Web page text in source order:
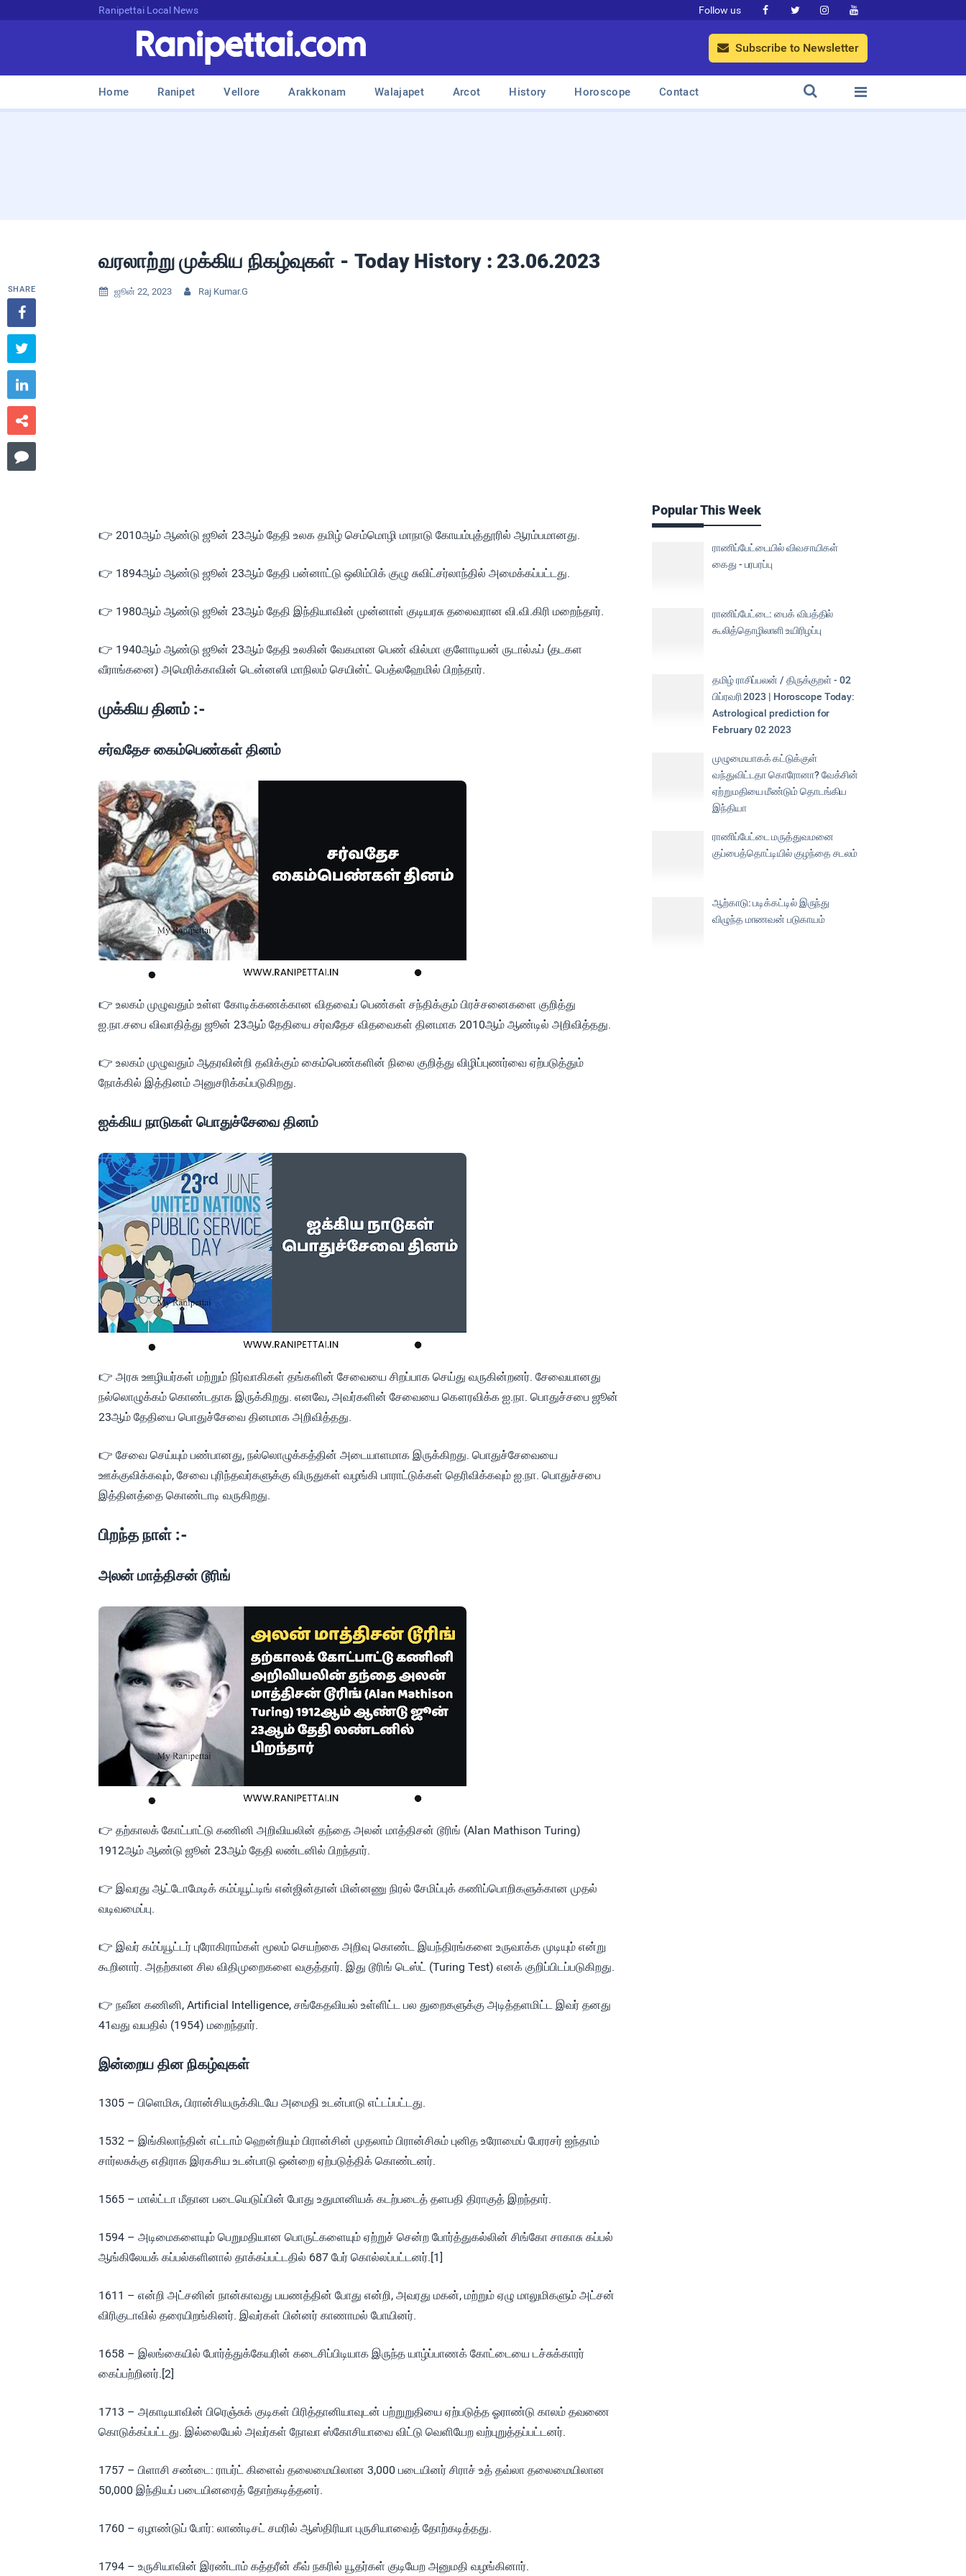
Ranipettai Local News Follow us    
 Subscribe to Newsletter
Home Ranipet Vellore Arakkonam Walajapet Arcot History Horoscope Contact 

வரலாற்று முக்கிய நிகழ்வுகள் - Today History : 23.06.2023
 ஜூன் 22, 2023  Raj Kumar.G
👉 2010ஆம் ஆண்டு ஜூன் 23ஆம் தேதி உலக தமிழ் செம்மொழி மாநாடு கோயம்புத்தூரில் ஆரம்பமானது.
👉 1894ஆம் ஆண்டு ஜூன் 23ஆம் தேதி பன்னாட்டு ஒலிம்பிக் குழு சுவிட்சர்லாந்தில் அமைக்கப்பட்டது.
👉 1980ஆம் ஆண்டு ஜூன் 23ஆம் தேதி இந்தியாவின் முன்னாள் குடியரசு தலைவரான வி.வி.கிரி மறைந்தார்.
👉 1940ஆம் ஆண்டு ஜூன் 23ஆம் தேதி உலகின் வேகமான பெண் வில்மா குளோடியன் ருடால்ஃப் (தடகள
வீராங்கனை) அமெரிக்காவின் டென்னஸி மாநிலம் செயின்ட் பெத்லஹேமில் பிறந்தார்.
முக்கிய தினம் :-
சர்வதேச கைம்பெண்கள் தினம்
👉 உலகம் முழுவதும் உள்ள கோடிக்கணக்கான விதவைப் பெண்கள் சந்திக்கும் பிரச்சனைகளை குறித்து
ஐ.நா.சபை விவாதித்து ஜூன் 23ஆம் தேதியை சர்வதேச விதவைகள் தினமாக 2010ஆம் ஆண்டில் அறிவித்தது.
👉 உலகம் முழுவதும் ஆதரவின்றி தவிக்கும் கைம்பெண்களின் நிலை குறித்து விழிப்புணர்வை ஏற்படுத்தும்
நோக்கில் இத்தினம் அனுசரிக்கப்படுகிறது.
ஐக்கிய நாடுகள் பொதுச்சேவை தினம்
👉 அரசு ஊழியர்கள் மற்றும் நிர்வாகிகள் தங்களின் சேவையை சிறப்பாக செய்து வருகின்றனர். சேவையானது
நல்லொழுக்கம் கொண்டதாக இருக்கிறது. எனவே, அவர்களின் சேவையை கௌரவிக்க ஐ.நா. பொதுச்சபை ஜூன்
23ஆம் தேதியை பொதுச்சேவை தினமாக அறிவித்தது.
👉 சேவை செய்யும் பண்பானது, நல்லொழுக்கத்தின் அடையாளமாக இருக்கிறது. பொதுச்சேவையை
ஊக்குவிக்கவும், சேவை புரிந்தவர்களுக்கு விருதுகள் வழங்கி பாராட்டுக்கள் தெரிவிக்கவும் ஐ.நா. பொதுச்சபை
இத்தினத்தை கொண்டாடி வருகிறது.
பிறந்த நாள் :-
அலன் மாத்திசன் டூரிங்
👉 தற்காலக் கோட்பாட்டு கணினி அறிவியலின் தந்தை அலன் மாத்திசன் டூரிங் (Alan Mathison Turing)
1912ஆம் ஆண்டு ஜூன் 23ஆம் தேதி லண்டனில் பிறந்தார்.
👉 இவரது ஆட்டோமேடிக் கம்ப்யூட்டிங் என்ஜின்தான் மின்னணு நிரல் சேமிப்புக் கணிப்பொறிகளுக்கான முதல்
வடிவமைப்பு.
👉 இவர் கம்ப்யூட்டர் புரோகிராம்கள் மூலம் செயற்கை அறிவு கொண்ட இயந்திரங்களை உருவாக்க முடியும் என்று
கூறினார். அதற்கான சில விதிமுறைகளை வகுத்தார். இது டூரிங் டெஸ்ட் (Turing Test) எனக் குறிப்பிடப்படுகிறது.
👉 நவீன கணினி, Artificial Intelligence, சங்கேதவியல் உள்ளிட்ட பல துறைகளுக்கு அடித்தளமிட்ட இவர் தனது
41வது வயதில் (1954) மறைந்தார்.
இன்றைய தின நிகழ்வுகள்
1305 – பிளெமிசு, பிரான்சியருக்கிடயே அமைதி உடன்பாடு எட்டப்பட்டது.
1532 – இங்கிலாந்தின் எட்டாம் ஹென்றியும் பிரான்சின் முதலாம் பிரான்சிசும் புனித உரோமைப் பேரரசர் ஐந்தாம்
சார்லசுக்கு எதிராக இரகசிய உடன்பாடு ஒன்றை ஏற்படுத்திக் கொண்டனர்.
1565 – மால்ட்டா மீதான படையெடுப்பின் போது உதுமானியக் கடற்படைத் தளபதி திராகுத் இறந்தார்.
1594 – அடிமைகளையும் பெறுமதியான பொருட்களையும் ஏற்றுச் சென்ற போர்த்துகல்லின் சிங்கோ சாகாசு கப்பல்
ஆங்கிலேயக் கப்பல்களினால் தாக்கப்பட்டதில் 687 பேர் கொல்லப்பட்டனர்.[1]
1611 – என்றி அட்சனின் நான்காவது பயணத்தின் போது என்றி, அவரது மகன், மற்றும் ஏழு மாலுமிகளும் அட்சன்
விரிகுடாவில் தரையிறங்கினர். இவர்கள் பின்னர் காணாமல் போயினர்.
1658 – இலங்கையில் போர்த்துக்கேயரின் கடைசிப்பிடியாக இருந்த யாழ்ப்பாணக் கோட்டையை டச்சுக்காரர்
கைப்பற்றினர்.[2]
1713 – அகாடியாவின் பிரெஞ்சுக் குடிகள் பிரித்தானியாவுடன் பற்றுறுதியை ஏற்படுத்த ஓராண்டு காலம் தவணை
கொடுக்கப்பட்டது. இல்லையேல் அவர்கள் நோவா ஸ்கோசியாவை விட்டு வெளியேற வற்புறுத்தப்பட்டனர்.
1757 – பிளாசி சண்டை: ராபர்ட் கிளைவ் தலைமையிலான 3,000 படையினர் சிராச் உத் தவ்லா தலைமையிலான
50,000 இந்தியப் படையினரைத் தோற்கடித்தனர்.
1760 – ஏழாண்டுப் போர்: லாண்டிசட் சமரில் ஆஸ்திரியா புருசியாவைத் தோற்கடித்தது.
1794 – உருசியாவின் இரண்டாம் கத்தரீன் கீவ் நகரில் யூதர்கள் குடியேற அனுமதி வழங்கினார்.
SHARE





Popular This Week
ராணிப்பேட்டையில் விவசாயிகள்
கைது - பரபரப்பு
ராணிப்பேட்டை: பைக் விபத்தில்
கூலித்தொழிலாளி உயிரிழப்பு
தமிழ் ராசிப்பலன் / திருக்குறள் - 02
பிப்ரவரி 2023 | Horoscope Today:
Astrological prediction for
February 02 2023
முழுமையாகக் கட்டுக்குள்
வந்துவிட்டதா கொரோனா? வேக்சின்
ஏற்றுமதியை மீண்டும் தொடங்கிய
இந்தியா
ராணிப்பேட்டை மருத்துவமனை
குப்பைத்தொட்டியில் குழந்தை சடலம்
ஆற்காடு: படிக்கட்டில் இருந்து
விழுந்த மாணவன் படுகாயம்